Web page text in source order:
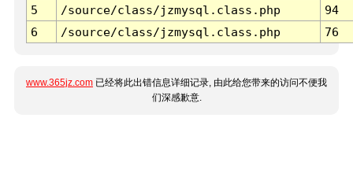
5
/source/class/jzmysql.class.php
94
6
/source/class/jzmysql.class.php 76
www.365jz.com 已经将此出错信息详细记录, 由此给您带来的访问不便我
们深感歉意.